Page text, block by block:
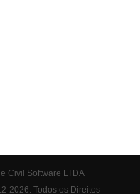
Civil Software LTDA
2026. Todos os Direitos